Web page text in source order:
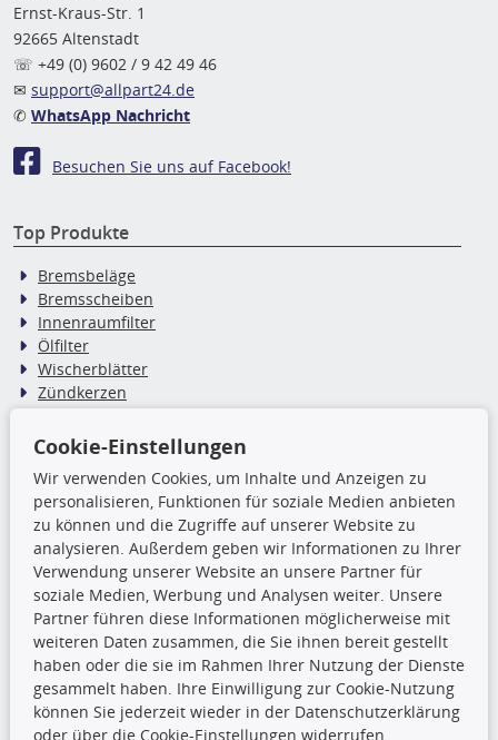
Ernst-Kraus-Str. 1
92665 Altenstadt
☏ +49 (0) 9602 / 9 42 49 46
✉ support@allpart24.de
✆ WhatsApp Nachricht
Besuchen Sie uns auf Facebook!
Top Produkte
Bremsbeläge
Bremsscheiben
Innenraumfilter
Ölfilter
Wischerblätter
Zündkerzen
TecDoc Inside
Die hier angezeigten Daten,
insbesondere die gesamte Datenbank,
dürfen nicht kopiert werden. Es ist zu
unterlassen, die Daten oder die gesamte Datenbank ohne
vorherige Zustimmung TecDocs zu vervielfältigen, zu
verbreiten und/oder diese Handlungen durch Dritte ausführen
zu lassen. Ein Zuwiderhandeln stellt eine
Urheberrechtsverletzung dar und wird verfolgt.
Ronny’s Newsletter
Cookie-Einstellungen
Wir verwenden Cookies, um Inhalte und Anzeigen zu
personalisieren, Funktionen für soziale Medien anbieten
zu können und die Zugriffe auf unserer Website zu
analysieren. Außerdem geben wir Informationen zu Ihrer
Verwendung unserer Website an unsere Partner für
soziale Medien, Werbung und Analysen weiter. Unsere
Partner führen diese Informationen möglicherweise mit
weiteren Daten zusammen, die Sie ihnen bereit gestellt
haben oder die sie im Rahmen Ihrer Nutzung der Dienste
gesammelt haben. Ihre Einwilligung zur Cookie-Nutzung
können Sie jederzeit wieder in der Datenschutzerklärung
oder über die Cookie-Einstellungen widerrufen.